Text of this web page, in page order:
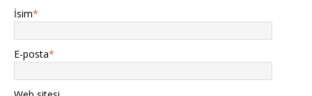
İsim*
E-posta*